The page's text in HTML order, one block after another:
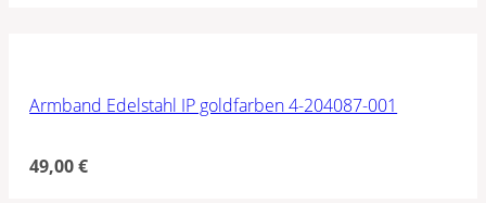
Armband Edelstahl IP goldfarben 4-204087-001
49,00€